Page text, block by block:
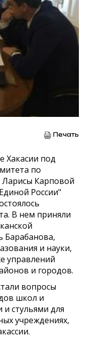
Печать
Хакасии под
по
Ларисы Карповой
России"
В нем приняли
и науки,
управлений
и городов.
вопросы
школ и
стульями для
учреждениях,